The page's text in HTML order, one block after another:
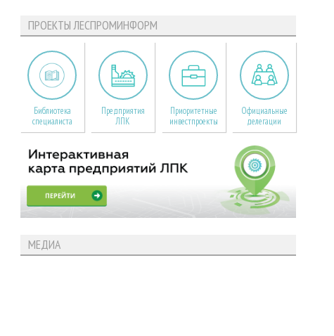
ПРОЕКТЫ ЛЕСПРОМИНФОРМ
Библиотека
специалиста
Предприятия
ЛПК
Приоритетные
инвестпроекты
Официальные
делегации
МЕДИА